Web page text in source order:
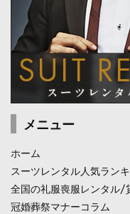
メニュー
ホーム
スーツレンタル人気ラン
全国の礼服喪服レンタル/
冠婚葬祭マナーコラム